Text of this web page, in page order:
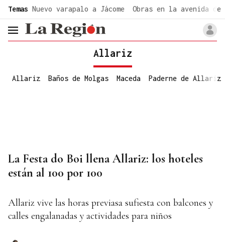
Temas Nuevo varapalo a Jácome Obras en la avenida de
header.menu.open
Allariz
Allariz Baños de Molgas Maceda Paderne de Allariz
La Festa do Boi llena Allariz: los hoteles
están al 100 por 100
Allariz vive las horas previasa sufiesta con balcones y
calles engalanadas y actividades para niños